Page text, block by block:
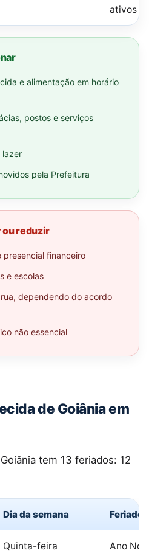
ativos
e alimentação em horário
postos e serviços
lazer
pela Prefeitura
ou reduzir
presencial financeiro
e escolas
dependendo do acordo
não essencial
de Goiânia em
tem 13 feriados: 12
Dia da semana Feriado
Quinta-feira Ano